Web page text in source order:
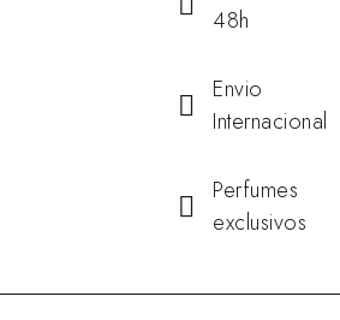
48h
Envio
Internacional
Perfumes
exclusivos